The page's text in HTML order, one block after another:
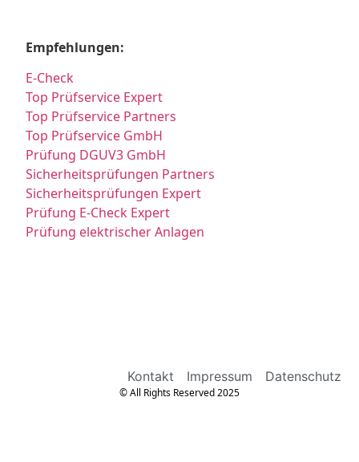
Empfehlungen:
E-Check
Top Prüfservice Expert
Top Prüfservice Partners
Top Prüfservice GmbH
Prüfung DGUV3 GmbH
Sicherheitsprüfungen Partners
Sicherheitsprüfungen Expert
Prüfung E-Check Expert
Prüfung elektrischer Anlagen
Kontakt Impressum Datenschutz
© All Rights Reserved 2025